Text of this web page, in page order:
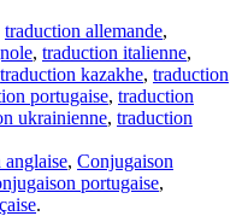
traduction allemande,
, traduction italienne,
traduction kazakhe, traduction
portugaise, traduction
ukrainienne, traduction
, Conjugaison
portugaise,
.